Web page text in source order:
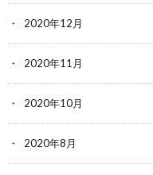
2020年12月
2020年11月
2020年10月
2020年8月